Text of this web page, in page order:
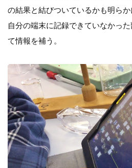
の結果と結びついているかも明らか
自分の端末に記録できていなかっ
て情報を補う。